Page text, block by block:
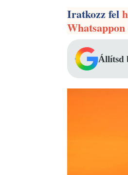
Iratkozz fel
Whatsappon
Állítsd